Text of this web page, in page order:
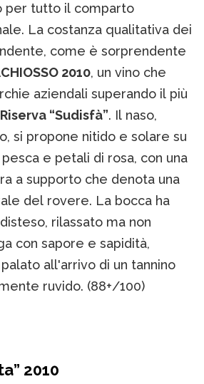
per tutto il comparto
La costanza qualitativa dei
come è sorprendente
2010, un vino che
aziendali superando il più
“Sudisfà”. Il naso,
si propone nitido e solare su
e petali di rosa, con una
a supporto che denota una
del rovere. La bocca ha
rilassato ma non
con sapore e sapidità,
all'arrivo di un tannino
ruvido. (88+/100)
2010